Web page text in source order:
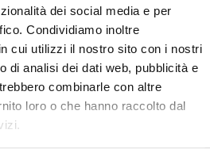
dei social media e per
Condividiamo inoltre
cui utilizzi il nostro sito con i nostri
di analisi dei dati web, pubblicità e
combinarle con altre
loro o che hanno raccolto dal
e sarà integro in tutte
a fare il rimborso